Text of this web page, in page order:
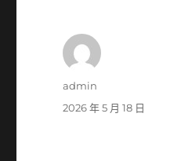
作
admin
發
2026 年 5 月 18 日